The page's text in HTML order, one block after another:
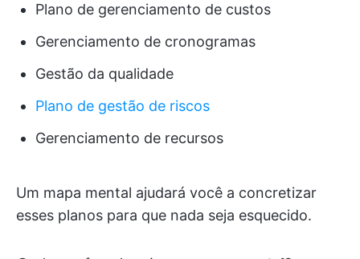
Plano de gerenciamento de custos
Gerenciamento de cronogramas
Gestão da qualidade
Plano de gestão de riscos
Gerenciamento de recursos
Um mapa mental ajudará você a concretizar
esses planos para que nada seja esquecido.